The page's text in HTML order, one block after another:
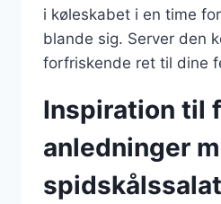
i køleskabet i en time
blande sig. Server den
forfriskende ret til dine
Inspiration til
anledninger
spidskålssalat